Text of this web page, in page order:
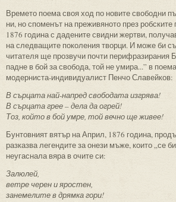
Времето поема своя ход по новите свободни
ни, но споменът на преживяното през
1876 година с дадените свидни жертви,
на следващите поколения творци. И може би
читателя ще прозвучи почти перифразирания
падне в бой за свобода, той не умира...” в
модерниста-индивидуалист Пенчо Славейков:
В сърцата най-напред свободата изгрява!
В сърцата грее – дела да огрей!
Тоз, който в бой умре, той вечно ще живее!
Бунтовният вятър на Април, 1876 година,
разказва легендите за онези мъже, които „се
неугаснала вяра в очите си:
Залюлей,
ветре черен и яростен,
занемелите в дрямка гори!